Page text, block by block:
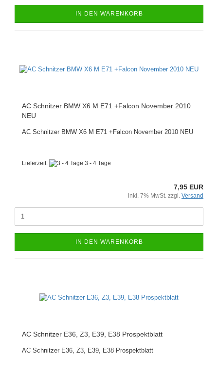
IN DEN WARENKORB
AC Schnitzer BMW X6 M E71 +Falcon November 2010
NEU
AC Schnitzer BMW X6 M E71 +Falcon November 2010 NEU
Lieferzeit: 3 - 4 Tage
7,95 EUR
inkl. 7% MwSt. zzgl. Versand
IN DEN WARENKORB
AC Schnitzer E36, Z3, E39, E38 Prospektblatt
AC Schnitzer E36, Z3, E39, E38 Prospektblatt